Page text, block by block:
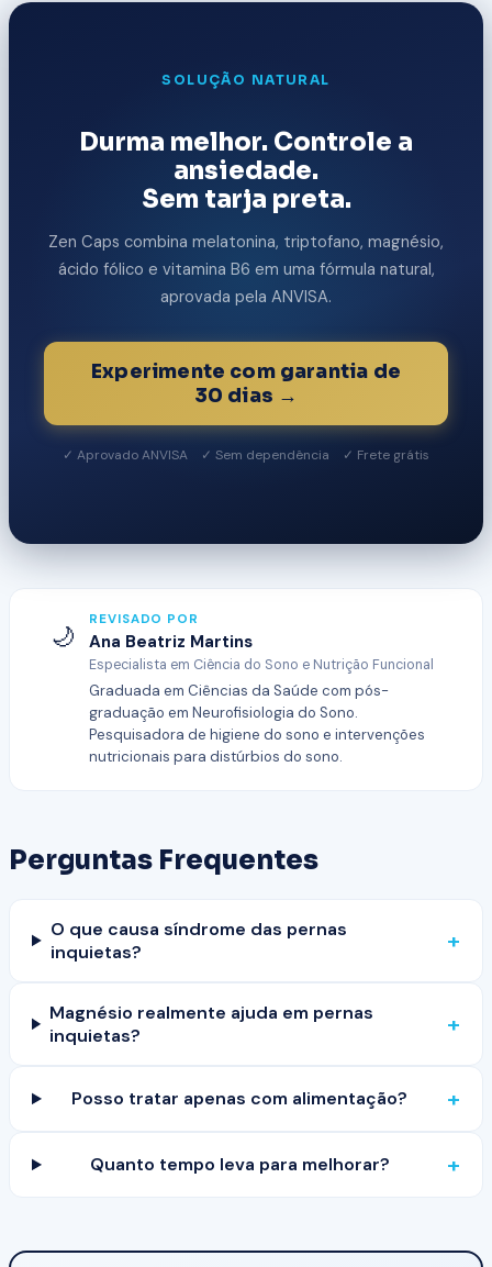
SOLUÇÃO NATURAL
Durma melhor. Controle a
ansiedade.
Sem tarja preta.
Zen Caps combina melatonina, triptofano, magnésio,
ácido fólico e vitamina B6 em uma fórmula natural,
aprovada pela ANVISA.
Experimente com garantia de
30 dias →
✓ Aprovado ANVISA ✓ Sem dependência ✓ Frete grátis
🌙
REVISADO POR
Ana Beatriz Martins
Especialista em Ciência do Sono e Nutrição Funcional
Graduada em Ciências da Saúde com pós-
graduação em Neurofisiologia do Sono.
Pesquisadora de higiene do sono e intervenções
nutricionais para distúrbios do sono.
Perguntas Frequentes
O que causa síndrome das pernas
inquietas?
+
Magnésio realmente ajuda em pernas
inquietas?
+
Posso tratar apenas com alimentação? +
Quanto tempo leva para melhorar? +